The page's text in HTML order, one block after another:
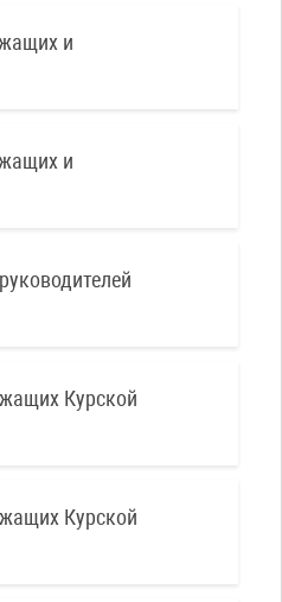
и
и
Курской
Курской